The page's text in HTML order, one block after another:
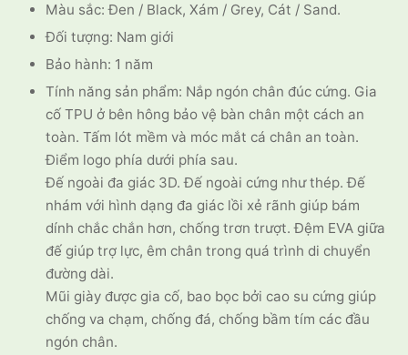
Màu sắc: Đen / Black, Xám / Grey, Cát / Sand.
Đối tượng: Nam giới
Bảo hành: 1 năm
Tính năng sản phẩm: Nắp ngón chân đúc cứng. Gia
cố TPU ở bên hông bảo vệ bàn chân một cách an
toàn. Tấm lót mềm và móc mắt cá chân an toàn.
Điểm logo phía dưới phía sau.
Đế ngoài đa giác 3D. Đế ngoài cứng như thép. Đế
nhám với hình dạng đa giác lồi xẻ rãnh giúp bám
dính chắc chắn hơn, chống trơn trượt. Đệm EVA giữa
đế giúp trợ lực, êm chân trong quá trình di chuyển
đường dài.
Mũi giày được gia cố, bao bọc bởi cao su cứng giúp
chống va chạm, chống đá, chống bầm tím các đầu
ngón chân.